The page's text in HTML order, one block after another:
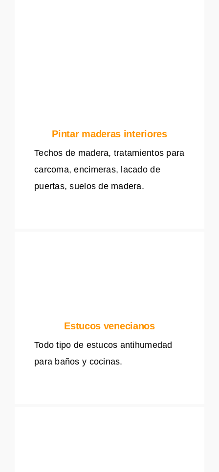
Pintar maderas interiores
Techos de madera, tratamientos para
carcoma, encimeras, lacado de
puertas, suelos de madera.
Estucos venecianos
Todo tipo de estucos antihumedad
para baños y cocinas.